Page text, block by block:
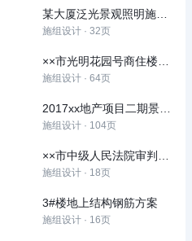
施组设计 · 32页
施组设计 · 64页
施组设计 · 104页
施组设计 · 18页
3#楼地上结构钢筋方案
施组设计 · 16页